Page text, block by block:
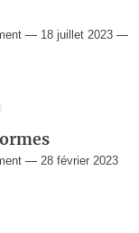
— 18 juillet 2023 —
— 28 février 2023